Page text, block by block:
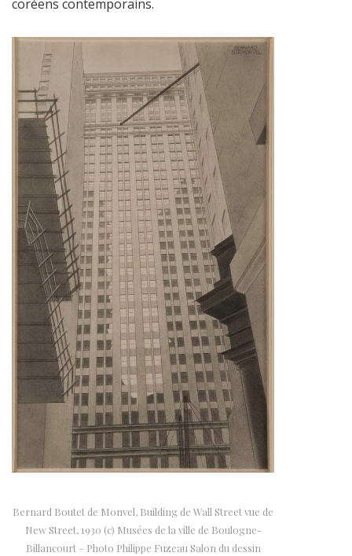
coréens contemporains.
Bernard Boutet de Monvel, Building de Wall Street vue de
New Street, 1930 (c) Musées de la ville de Boulogne-
Billancourt – Photo Philippe Fuzeau Salon du dessin